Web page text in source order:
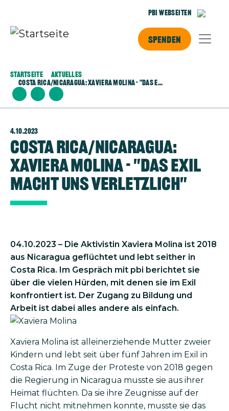
PBI Webseiten
Spenden
Startseite
Aktuelles
Costa Rica/Nicaragua: Xaviera Molina - "Das E...
4.10.2023
Costa Rica/Nicaragua:
Xaviera Molina - "Das Exil
macht uns verletzlich"
04.10.2023 – Die Aktivistin Xaviera Molina ist 2018
aus Nicaragua geflüchtet und lebt seither in
Costa Rica. Im Gespräch mit pbi berichtet sie
über die vielen Hürden, mit denen sie im Exil
konfrontiert ist. Der Zugang zu Bildung und
Arbeit ist dabei alles andere als einfach.
Bild
Xaviera Molina ist allein­erziehende Mutter zweier
Kindern und lebt seit über fünf Jahren im Exil in
Costa Rica. Im Zuge der Proteste von 2018 gegen
die Regierung in Nicaragua musste sie aus ihrer
Hei­mat flüchten. Da sie ihre Zeug­nisse auf der
Flucht nicht mit­nehmen konnte, musste sie das